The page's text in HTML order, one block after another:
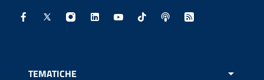
Facebook - Sito esterno - Apertura in nuova finestra
X - Sito esterno - Apertura in nuova finestra
Instagram - Sito esterno - Apertura in
Linkedin - Sito esterno - Apertura in
Youtube - Sito esterno -
TikTok - Sito esterno -
Spreaker - Sito
Feed RSS -
TEMATICHE